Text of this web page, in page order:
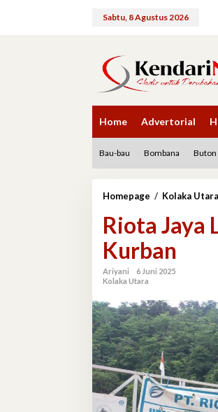
Sabtu, 8 Agustus 2026
Home Advertorial
Bau-bau Bombana Buton
Homepage / Kolaka Utara
Riota Jaya
Kurban
Ariyani
6 Juni 2025
Kolaka Utara